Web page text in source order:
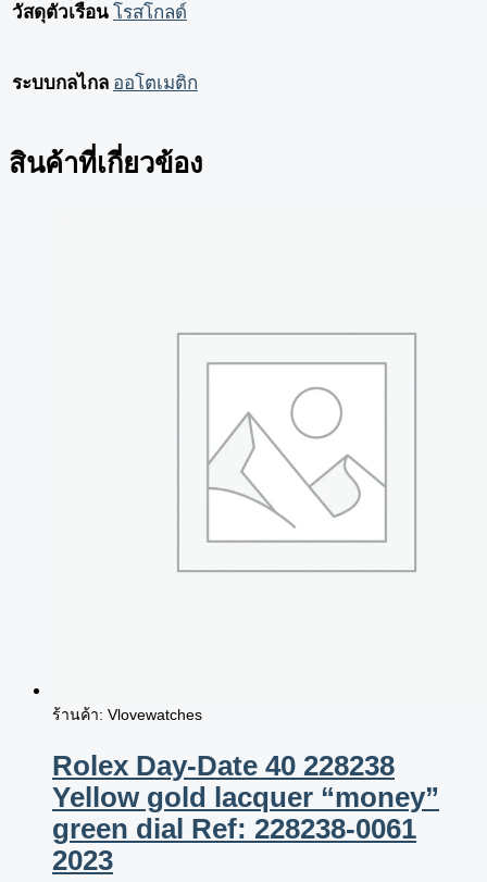
วัสดุตัวเรือน โรสโกลด์
ระบบกลไกล ออโตเมติก
สินค้าที่เกี่ยวข้อง
ร้านค้า: Vlovewatches
Rolex Day-Date 40 228238
Yellow gold lacquer “money”
green dial Ref: 228238-0061
2023